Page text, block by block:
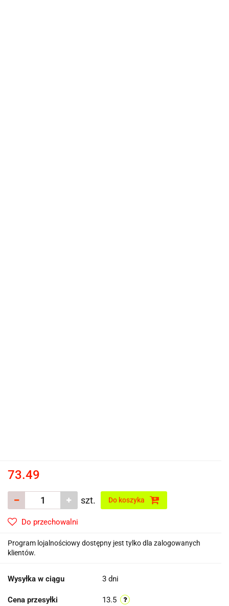
73.49
szt. Do koszyka
Do przechowalni
Program lojalnościowy dostępny jest tylko dla zalogowanych
klientów.
Wysyłka w ciągu 3 dni
Cena przesyłki 13.5